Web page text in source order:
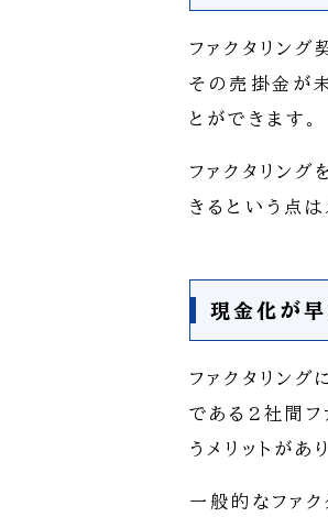
ファクタリン
その売掛金が
とができます。
ファクタリン
きるという点は
現金化が早
ファクタリン
である2社間フ
うメリットがあ
一般的なファ